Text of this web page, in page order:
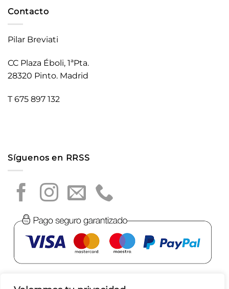
Contacto
Pilar Breviati
CC Plaza Éboli, 1ªPta.
28320 Pinto. Madrid
T 675 897 132
Síguenos en RRSS